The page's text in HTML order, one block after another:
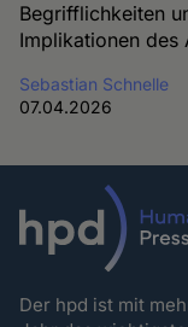
Begrifflichkeiten
Implikationen des
Sebastian Schnelle
07.04.2026
Der hpd ist mit